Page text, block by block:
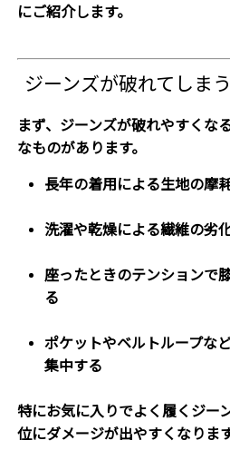
にご紹介します。
ジーンズが破れてしま
まず、ジーンズが破れやすくな
なものがあります。
長年の着用による生地の摩
洗濯や乾燥による繊維の劣
座ったときのテンションで
る
ポケットやベルトループな
集中する
特にお気に入りでよく履くジー
位にダメージが出やすくなります